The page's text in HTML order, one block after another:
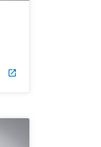
launch